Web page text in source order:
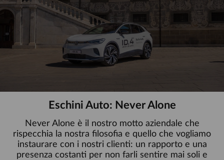
Eschini Auto: Never Alone
Never Alone è il nostro motto aziendale che
rispecchia la nostra filosofia e quello che vogliamo
instaurare con i nostri clienti: un rapporto e una
presenza costanti per non farli sentire mai soli e